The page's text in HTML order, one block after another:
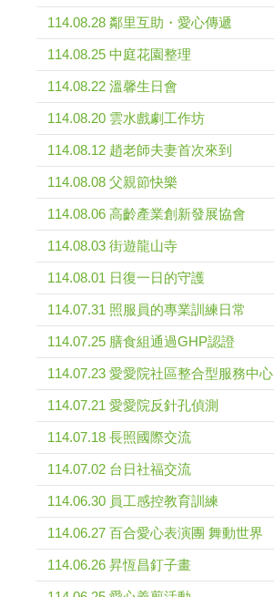
114.08.28 鄰里互助・愛心傳遞
114.08.25 中庭花園整理
114.08.22 溫馨生日會
114.08.20 雲水戲劇工作坊
114.08.12 趙老師夫妻首次來到
114.08.08 父親節快樂
114.08.06 高齡產業創新發展協會
114.08.03 街遊龍山寺
114.08.01 日復一日的守護
114.07.31 照服員的專業訓練日常
114.07.25 膳食組通過GHP認證
114.07.23 愛愛院社區整合型服務中心
114.07.21 愛愛院反針孔偵測
114.07.18 長照國際交流
114.07.02 台日社福交流
114.06.30 員工感控教育訓練
114.06.27 百合愛心表演團 舞動世界
114.06.26 昇恆昌釘子畫